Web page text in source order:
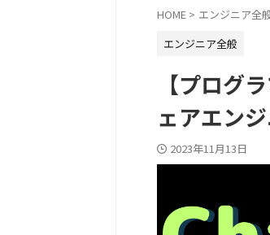
HOME > エンジニア全
エンジニア全般
【プログ
ェアエン
2023年11月13日